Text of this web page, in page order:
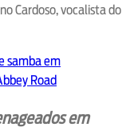
Cardoso, vocalista do
samba em
Road
em